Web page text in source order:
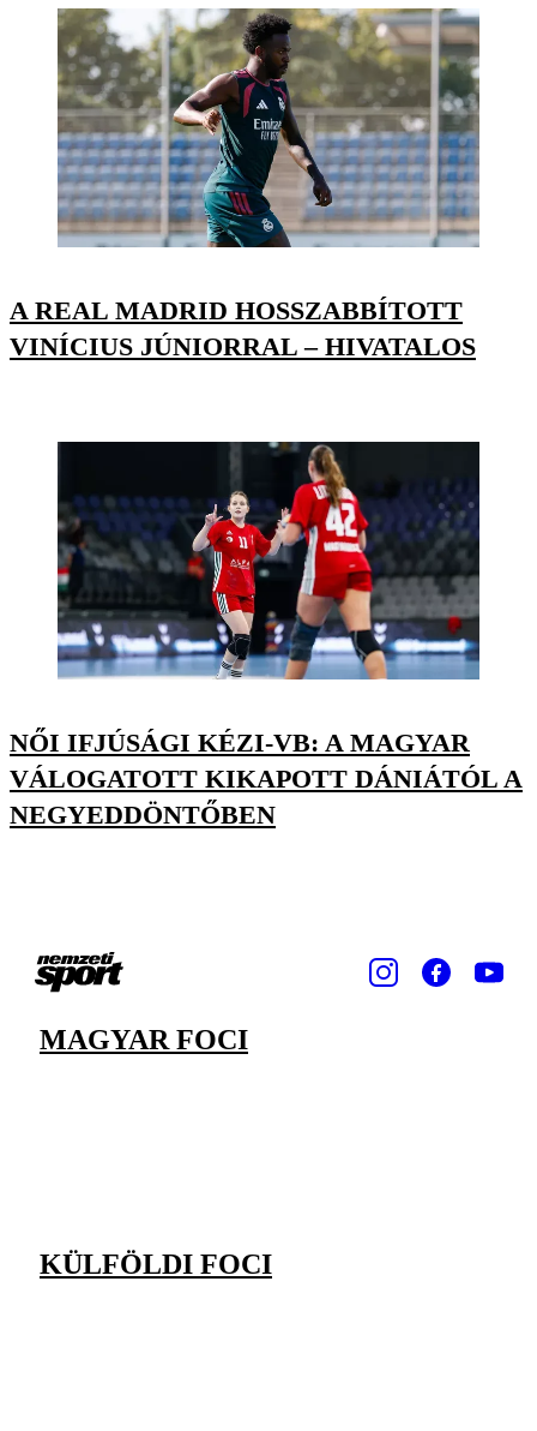
A REAL MADRID HOSSZABBÍTOTT
VINÍCIUS JÚNIORRAL – HIVATALOS
NŐI IFJÚSÁGI KÉZI-VB: A MAGYAR
VÁLOGATOTT KIKAPOTT DÁNIÁTÓL A
NEGYEDDÖNTŐBEN
MAGYAR FOCI
KÜLFÖLDI FOCI